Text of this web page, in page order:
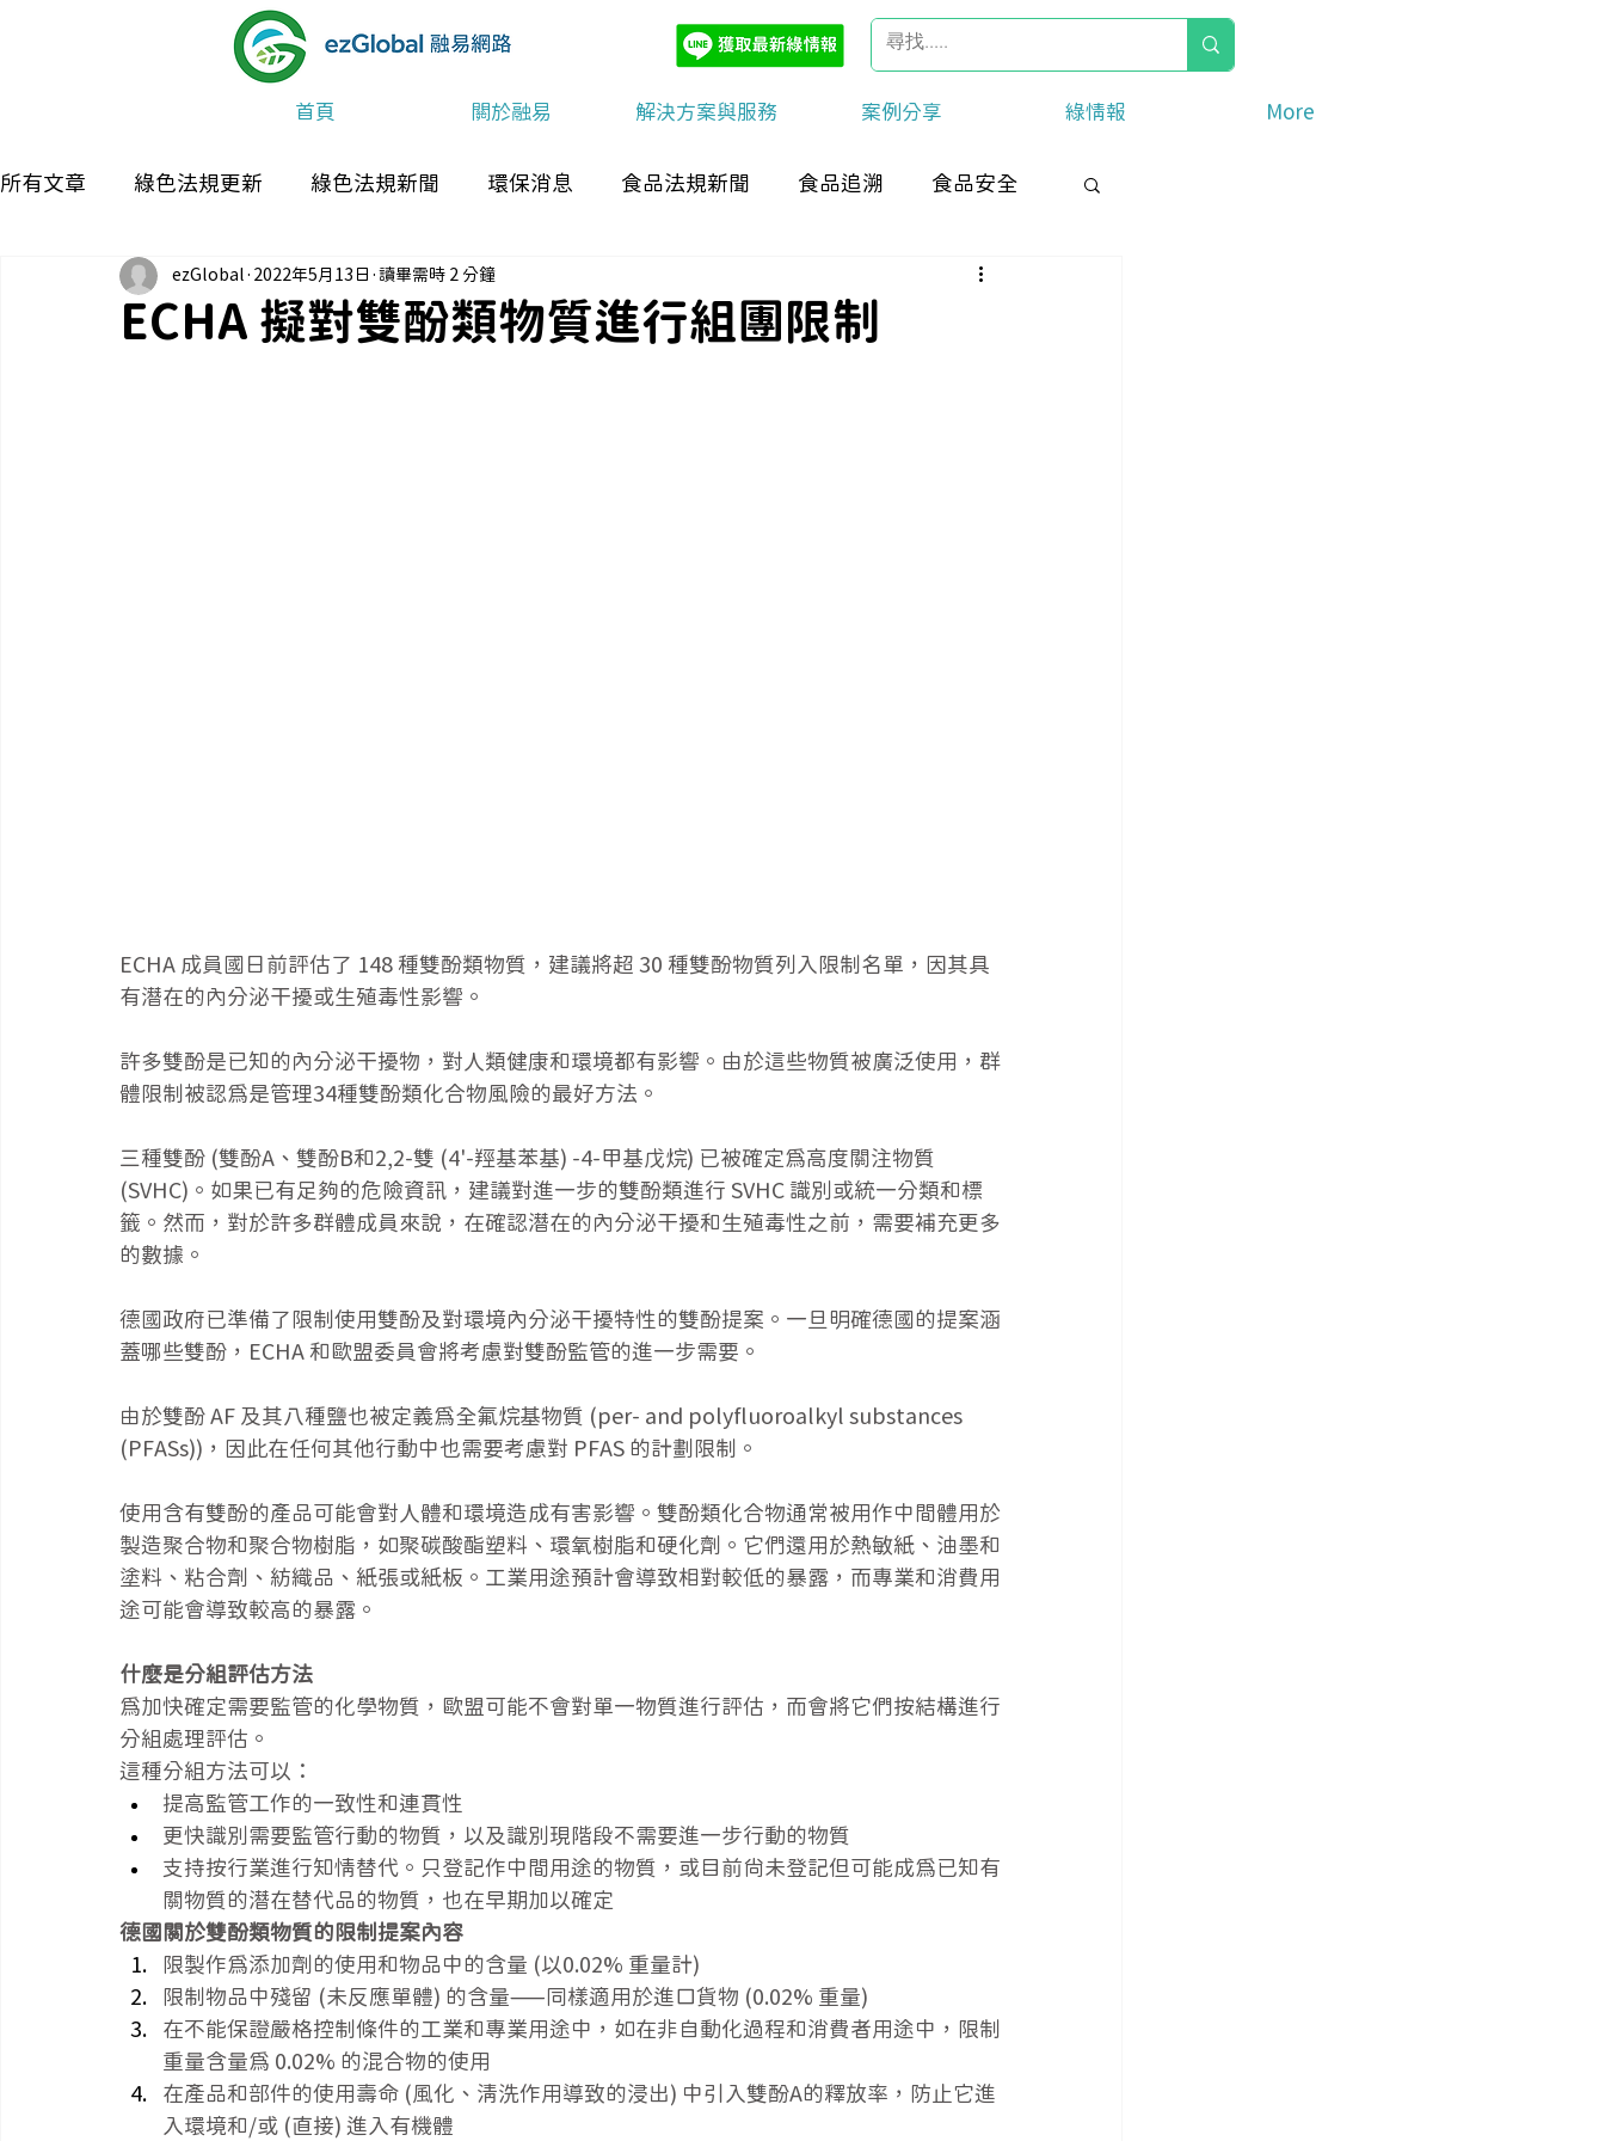
首頁 關於融易 解決方案與服務 案例分享 綠情報 More
所有文章 綠色法規更新 綠色法規新聞 環保消息 食品法規新聞 食品追溯 食品安全
最新消息及活動
ECHA 擬對雙酚類物質進行組團限制
ezGlobal 2022年5月13日 讀畢需時 2 分鐘
ECHA 成員國日前評估了 148 種雙酚類物質，建議將超 30 種雙酚物質列入限制名單，因其具
有潛在的內分泌干擾或生殖毒性影響。
許多雙酚是已知的內分泌干擾物，對人類健康和環境都有影響。由於這些物質被廣泛使用，群
體限制被認為是管理34種雙酚類化合物風險的最好方法。
三種雙酚 (雙酚A、雙酚B和2,2-雙 (4'-羥基苯基) -4-甲基戊烷) 已被確定為高度關注物質
(SVHC)。如果已有足夠的危險資訊，建議對進一步的雙酚類進行 SVHC 識別或統一分類和標
籤。然而，對於許多群體成員來說，在確認潛在的內分泌干擾和生殖毒性之前，需要補充更多
的數據。
德國政府已準備了限制使用雙酚及對環境內分泌干擾特性的雙酚提案。一旦明確德國的提案涵
蓋哪些雙酚，ECHA 和歐盟委員會將考慮對雙酚監管的進一步需要。
由於雙酚 AF 及其八種鹽也被定義為全氟烷基物質 (per- and polyfluoroalkyl substances
(PFASs))，因此在任何其他行動中也需要考慮對 PFAS 的計劃限制。
使用含有雙酚的產品可能會對人體和環境造成有害影響。雙酚類化合物通常被用作中間體用於
製造聚合物和聚合物樹脂，如聚碳酸酯塑料、環氧樹脂和硬化劑。它們還用於熱敏紙、油墨和
塗料、粘合劑、紡織品、紙張或紙板。工業用途預計會導致相對較低的暴露，而專業和消費用
途可能會導致較高的暴露。
什麼是分組評估方法
為加快確定需要監管的化學物質，歐盟可能不會對單一物質進行評估，而會將它們按結構進行
分組處理評估。
這種分組方法可以：
提高監管工作的一致性和連貫性
更快識別需要監管行動的物質，以及識別現階段不需要進一步行動的物質
支持按行業進行知情替代。只登記作中間用途的物質，或目前尚未登記但可能成為已知有
關物質的潛在替代品的物質，也在早期加以確定
德國關於雙酚類物質的限制提案內容
限製作為添加劑的使用和物品中的含量 (以0.02% 重量計)
限制物品中殘留 (未反應單體) 的含量——同樣適用於進口貨物 (0.02% 重量)
在不能保證嚴格控制條件的工業和專業用途中，如在非自動化過程和消費者用途中，限制
重量含量為 0.02% 的混合物的使用
在產品和部件的使用壽命 (風化、清洗作用導致的浸出) 中引入雙酚A的釋放率，防止它進
入環境和/或 (直接) 進入有機體